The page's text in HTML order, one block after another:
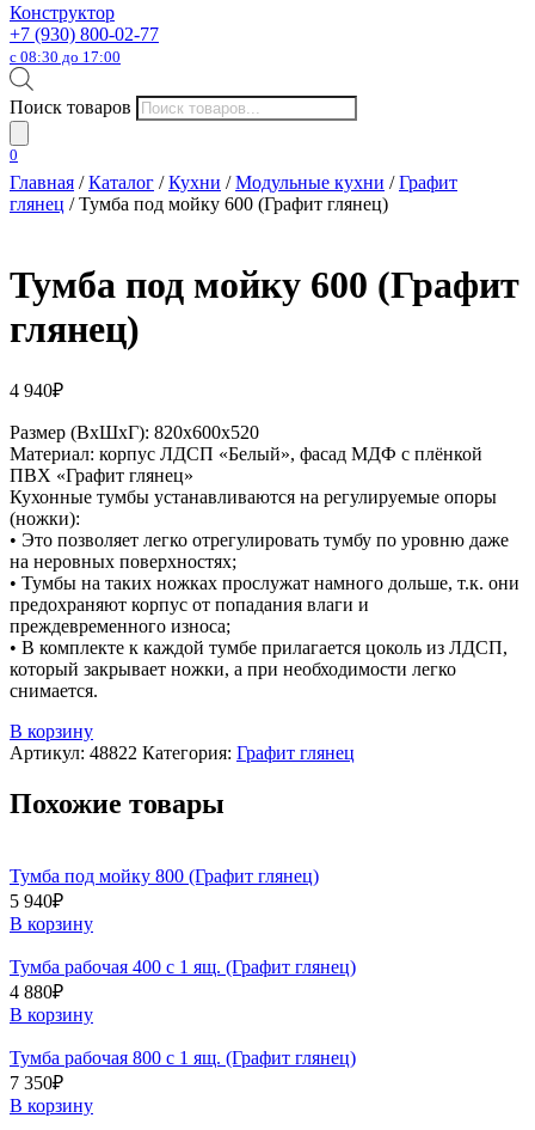
Конструктор
+7 (930) 800-02-77
с 08:30 до 17:00
Поиск товаров
0
Главная /Каталог /Кухни /Модульные кухни /Графит
глянец / Тумба под мойку 600 (Графит глянец)
Тумба под мойку 600 (Графит
глянец)
4 940₽
Размер (ВхШхГ): 820х600х520
Материал: корпус ЛДСП «Белый», фасад МДФ с плёнкой
ПВХ «Графит глянец»
Кухонные тумбы устанавливаются на регулируемые опоры
(ножки):
• Это позволяет легко отрегулировать тумбу по уровню даже
на неровных поверхностях;
• Тумбы на таких ножках прослужат намного дольше, т.к. они
предохраняют корпус от попадания влаги и
преждевременного износа;
• В комплекте к каждой тумбе прилагается цоколь из ЛДСП,
который закрывает ножки, а при необходимости легко
снимается.
В корзину
Артикул: 48822 Категория: Графит глянец
Похожие товары
Тумба под мойку 800 (Графит глянец)
5 940₽
В корзину
Тумба рабочая 400 с 1 ящ. (Графит глянец)
4 880₽
В корзину
Тумба рабочая 800 с 1 ящ. (Графит глянец)
7 350₽
В корзину